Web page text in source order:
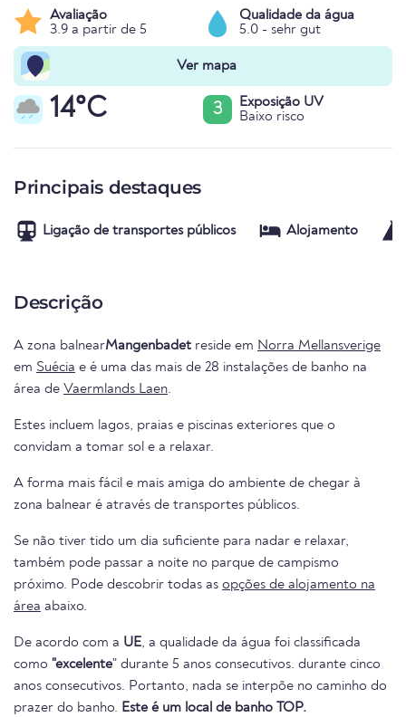
Avaliação
3.9 a partir de 5
Qualidade da água
5.0 - sehr gut
Ver mapa
14°C 3
Exposição UV
Baixo risco
Principais destaques
Ligação de transportes públicos Alojamento
Descrição
A zona balnearMangenbadet reside em Norra Mellansverige
em Suécia e é uma das mais de 28 instalações de banho na
área de Vaermlands Laen.
Estes incluem lagos, praias e piscinas exteriores que o
convidam a tomar sol e a relaxar.
A forma mais fácil e mais amiga do ambiente de chegar à
zona balnear é através de transportes públicos.
Se não tiver tido um dia suficiente para nadar e relaxar,
também pode passar a noite no parque de campismo
próximo. Pode descobrir todas as opções de alojamento na
área abaixo.
De acordo com a UE, a qualidade da água foi classificada
como "excelente" durante 5 anos consecutivos. durante cinco
anos consecutivos. Portanto, nada se interpõe no caminho do
prazer do banho. Este é um local de banho TOP.